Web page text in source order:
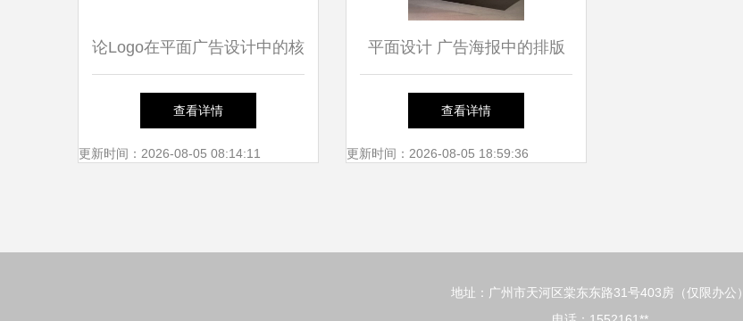
论Logo在平面广告设计中的核
心作用 识别、沟通与价值塑
造
查看详情
更新时间：2026-08-05 08:14:11
平面设计 广告海报中的排版
艺术
查看详情
更新时间：2026-08-05 18:59:36
地址：广州市天河区棠东东路31号403房（仅限办公）